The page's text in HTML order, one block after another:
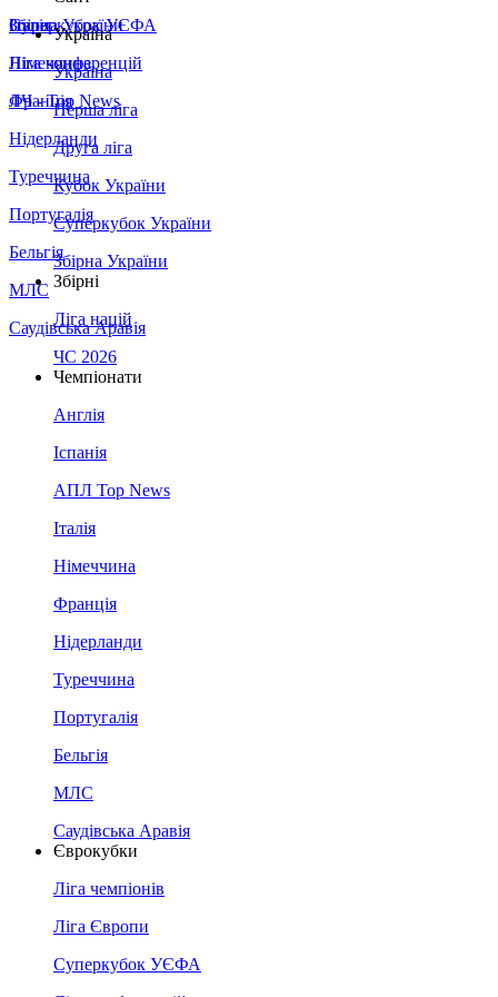
Збірна України
Італія
Німеччина
Франція
Нідерланди
Туреччина
Португалія
Бельгія
МЛС
Саудівська Аравія
Суперкубок УЄФА
Ліга конференцій
ЛЧ - Top News
Україна
Україна
Перша ліга
Друга ліга
Кубок України
Суперкубок України
Збірна України
Збірні
Ліга націй
ЧС 2026
Чемпіонати
Англія
Іспанія
АПЛ Top News
Італія
Німеччина
Франція
Нідерланди
Туреччина
Португалія
Бельгія
МЛС
Саудівська Аравія
Єврокубки
Ліга чемпіонів
Ліга Європи
Суперкубок УЄФА